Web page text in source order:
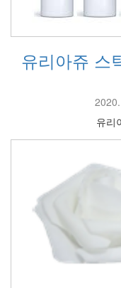
유리아쥬 스
유리